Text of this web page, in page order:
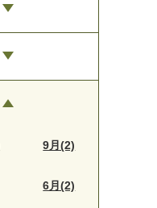
9月(2)
6月(2)